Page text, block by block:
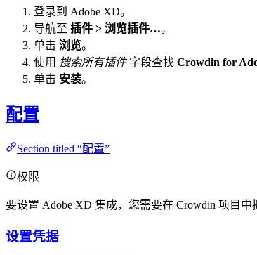
登录到 Adobe XD。
导航至 插件 > 浏览插件…。
单击 浏览。
使用 搜索所有插件字段查找 Crowdin for
单击 安装。
配置
Section titled “配置”
权限
要设置 Adobe XD 集成，您需要在 Crowdin 项目中
设置凭据